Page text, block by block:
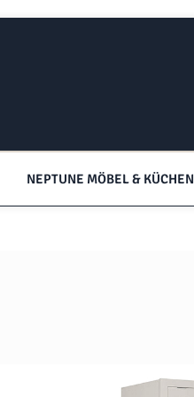
NEPTUNE MÖBEL & KÜCHEN